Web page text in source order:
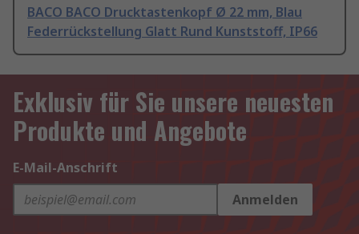
BACO BACO Drucktastenkopf Ø 22 mm, Blau
Federrückstellung Glatt Rund Kunststoff, IP66
Exklusiv für Sie unsere neuesten
Produkte und Angebote
E-Mail-Anschrift
Anmelden